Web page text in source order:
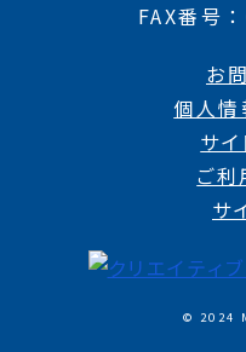
FAX番号
お
個人情
サイ
ご利
サ
© 2024